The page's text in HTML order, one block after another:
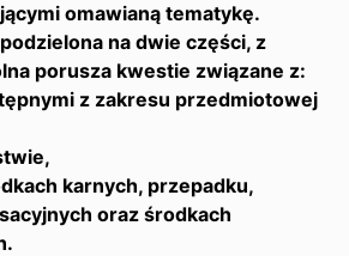
omawianą tematykę.
na dwie części, z
porusza kwestie związane z:
z zakresu przedmiotowej
karnych, przepadku,
oraz środkach